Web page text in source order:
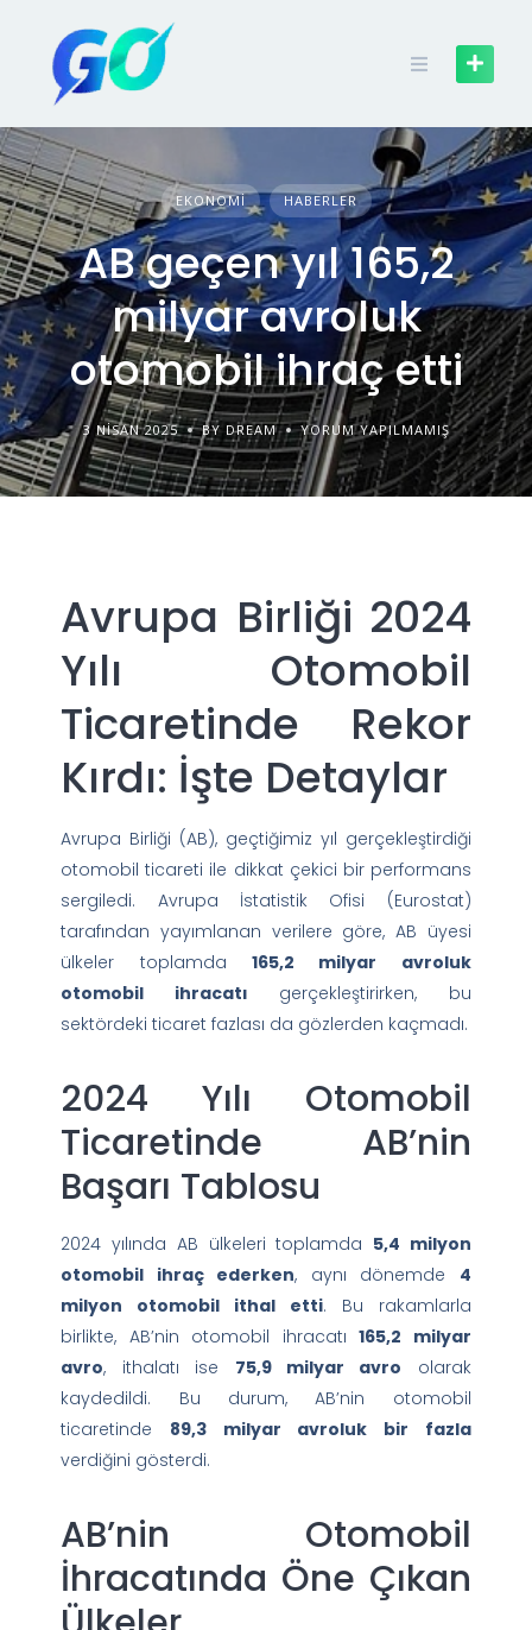
EKONOMI HABERLER
AB geçen yıl 165,2
milyar avroluk
otomobil ihraç etti
3 NISAN 2025 BY DREAM YORUM YAPILMAMIŞ
Avrupa Birliği 2024
Yılı Otomobil
Ticaretinde Rekor
Kırdı: İşte Detaylar
Avrupa Birliği (AB), geçtiğimiz yıl gerçekleştirdiği
otomobil ticareti ile dikkat çekici bir performans
sergiledi. Avrupa İstatistik Ofisi (Eurostat)
tarafından yayımlanan verilere göre, AB üyesi
ülkeler toplamda 165,2 milyar avroluk
otomobil ihracatı gerçekleştirirken, bu
sektördeki ticaret fazlası da gözlerden kaçmadı.
2024 Yılı Otomobil
Ticaretinde AB’nin
Başarı Tablosu
2024 yılında AB ülkeleri toplamda 5,4 milyon
otomobil ihraç ederken, aynı dönemde 4
milyon otomobil ithal etti. Bu rakamlarla
birlikte, AB’nin otomobil ihracatı165,2 milyar
avro, ithalatı ise 75,9 milyar avro olarak
kaydedildi. Bu durum, AB’nin otomobil
ticaretinde 89,3 milyar avroluk bir fazla
verdiğini gösterdi.
AB’nin Otomobil
İhracatında Öne Çıkan